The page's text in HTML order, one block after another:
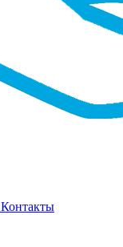
Контакты